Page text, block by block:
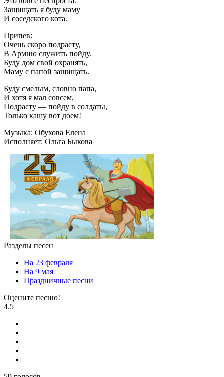
Защищать я буду маму
И соседского кота.
Припев:
Очень скоро подрасту,
В Армию служить пойду.
Буду дом свой охранять,
Маму с папой защищать.
Буду смелым, словно папа,
И хотя я мал совсем,
Подрасту — пойду в солдаты,
Только кашу вот доем!
Музыка: Обухова Елена
Исполняет: Ольга Быкова
Разделы песен
На 23 февраля
На 9 мая
Праздничные песни
Оцените песню!
4.5